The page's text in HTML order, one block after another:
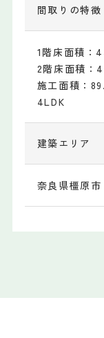
間取りの特徴
1階床面積：
2階床面積：
施工面積：
4LDK
建築エリア
奈良県橿原市